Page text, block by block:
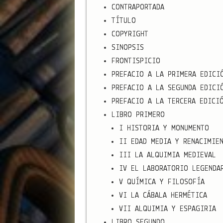
CONTRAPORTADA
TÍTULO
COPYRIGHT
SINOPSIS
FRONTISPICIO
PREFACIO A LA PRIMERA
PREFACIO A LA SEGUNDA
PREFACIO A LA TERCERA
LIBRO PRIMERO
I HISTORIA Y MONUMENTO
II EDAD MEDIA Y
III LA ALQUIMIA MEDIEVAL
IV EL LABORATORIO
V QUÍMICA Y FILOSOFÍA
VI LA CÁBALA HERMÉTICA
VII ALQUIMIA Y ESPAGIRIA